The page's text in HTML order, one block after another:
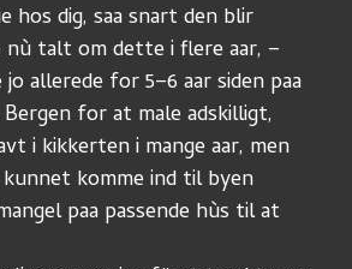
hos dig, saa snart den blir
nù talt om dette i flere aar, –
allerede for 5–6 aar siden paa
for at male adskilligt,
i kikkerten i mange aar, men
komme ind til byen
paa passende hùs til at